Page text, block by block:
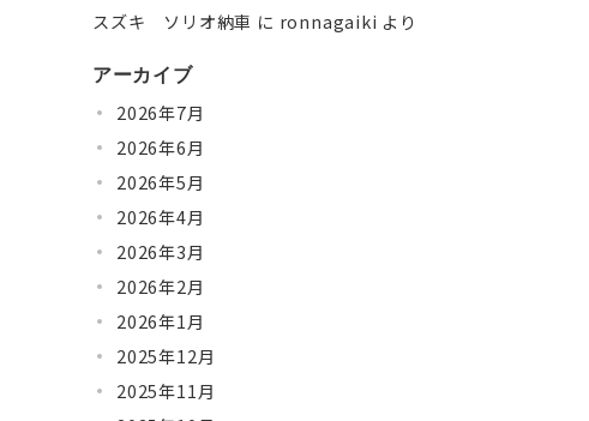
スズキ ソリオ納車 に ronnagaiki より
アーカイブ
2026年7月
2026年6月
2026年5月
2026年4月
2026年3月
2026年2月
2026年1月
2025年12月
2025年11月